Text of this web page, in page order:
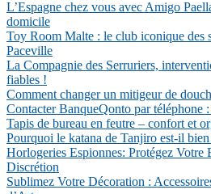
L’Espagne chez vous avec Amigo
domicile
Toy Room Malte : le club iconique des
Paceville
La Compagnie des Serruriers,
fiables !
Comment changer un mitigeur de
Contacter BanqueQonto par téléphone
Tapis de bureau en feutre – confort et
Pourquoi le katana de Tanjiro est-il
Horlogeries Espionnes: Protégez Votre
Discrétion
Sublimez Votre Décoration :